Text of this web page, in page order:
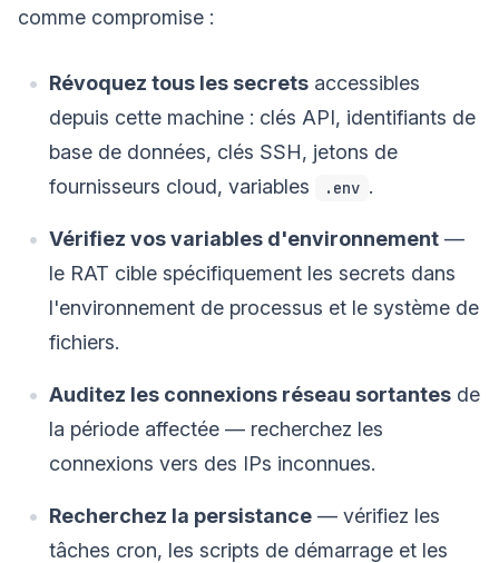
comme compromise :
Révoquez tous les secrets accessibles
depuis cette machine : clés API, identifiants de
base de données, clés SSH, jetons de
fournisseurs cloud, variables
.env .
Vérifiez vos variables d'environnement —
le RAT cible spécifiquement les secrets dans
l'environnement de processus et le système de
fichiers.
Auditez les connexions réseau sortantes de
la période affectée — recherchez les
connexions vers des IPs inconnues.
Recherchez la persistance — vérifiez les
tâches cron, les scripts de démarrage et les